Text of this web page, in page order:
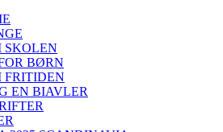
SKOLEN
BØRN
FRITIDEN
EN BIAVLER